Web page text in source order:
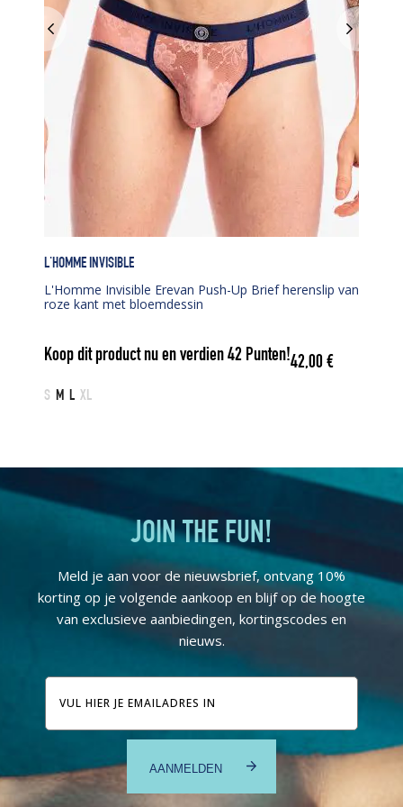
L'HOMME INVISIBLE
L'Homme Invisible Erevan Push-Up Brief herenslip van
roze kant met bloemdessin
Koop dit product nu en verdien42 Punten!42,00€
S M L XL
JOIN THE FUN!
Meld je aan voor de nieuwsbrief, ontvang 10%
korting op je volgende aankoop en blijf op de hoogte
van exclusieve aanbiedingen, kortingscodes en
nieuws.
E-
mailadres